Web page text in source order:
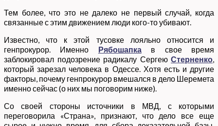
Тем более, что это не далеко не первый случай, когда
связанные с этим движением люди кого-то убивают.
Известно, что к этой тусовке лояльно относится и
генпрокурор. Именно Рябошапка в свое время
заблокировал подозрение радикалу Сергею Стерненко
который зарезал человека в Одессе. Хотя есть и другие
факторы, почему генпрокурор вмешался в дело Шеремета
именно сейчас (о них мы поговорим ниже).
Со своей стороны источники в МВД, с которыми
переговорила «Страна», признают, что дело все еще